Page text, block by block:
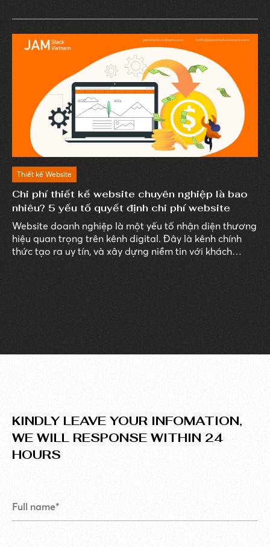
nhất hiện nay.
Thiết kế Website
Chi phí thiết kế website chuyên nghiệp là bao
nhiêu? 5 yếu tố quyết định chi phí website
Website doanh nghiệp là một yếu tố nhận diện thương
hiệu quan trọng trên kênh digital. Đây là kênh chính
thức tạo ra uy tín, và xây dựng niềm tin với khách
KINDLY LEAVE YOUR INFOMATION,
WE WILL RESPONSE WITHIN 24
HOURS